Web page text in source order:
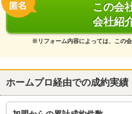
この会
会社紹
※リフォーム内容によっては、この
ホームプロ経由での成約実績